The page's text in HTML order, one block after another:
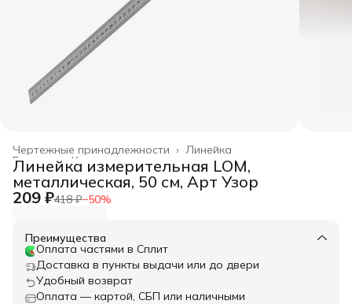
Линейка
Чертежные принадлежности ›
Канцелярские товары ›
Главная ›
Линейка измерительная LOM,
металлическая, 50 см, Арт Узор
209 ₽418 ₽−50%
Преимущества
Оплата частями в Сплит
Доставка в пункты выдачи или до двери
Удобный возврат
Оплата — картой, СБП или наличными